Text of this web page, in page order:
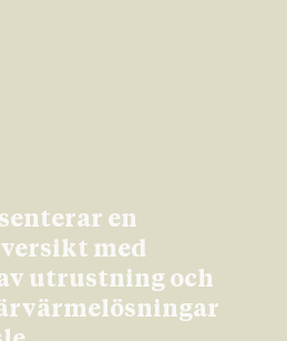
en
med
utrustning och